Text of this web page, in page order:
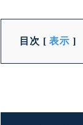
目次 [ 表示 ]